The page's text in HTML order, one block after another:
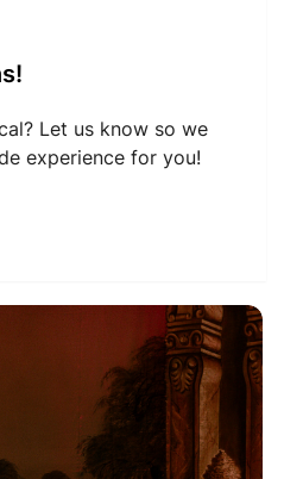
Let us know so we
experience for you!